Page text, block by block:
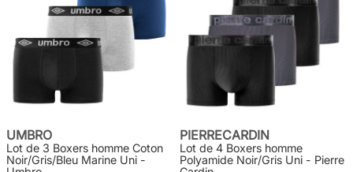
UMBRO
Lot de 3 Boxers homme Coton
Noir/Gris/Bleu Marine Uni -
PIERRECARDIN
Lot de 4 Boxers homme
Polyamide Noir/Gris Uni - Pierre